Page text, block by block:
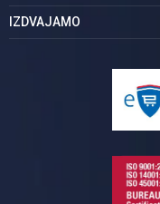
Karijera | postani deo tima
Politika privatnosti
Kako kupiti
IZDVAJAMO
Pločice za kupatilo